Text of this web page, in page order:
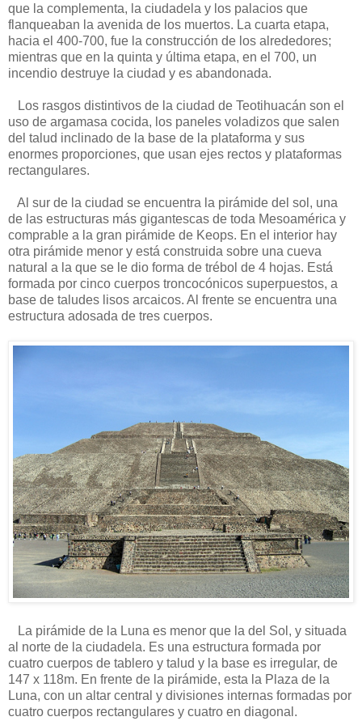
que la complementa, la ciudadela y los palacios que
flanqueaban la avenida de los muertos. La cuarta etapa,
hacia el 400-700, fue la construcción de los alrededores;
mientras que en la quinta y última etapa, en el 700, un
incendio destruye la ciudad y es abandonada.
Los rasgos distintivos de la ciudad de Teotihuacán son el
uso de argamasa cocida, los paneles voladizos que salen
del talud inclinado de la base de la plataforma y sus
enormes proporciones, que usan ejes rectos y plataformas
rectangulares.
Al sur de la ciudad se encuentra la pirámide del sol, una
de las estructuras más gigantescas de toda Mesoamérica y
comprable a la gran pirámide de Keops. En el interior hay
otra pirámide menor y está construida sobre una cueva
natural a la que se le dio forma de trébol de 4 hojas. Está
formada por cinco cuerpos troncocónicos superpuestos, a
base de taludes lisos arcaicos. Al frente se encuentra una
estructura adosada de tres cuerpos.
La pirámide de la Luna es menor que la del Sol, y situada
al norte de la ciudadela. Es una estructura formada por
cuatro cuerpos de tablero y talud y la base es irregular, de
147 x 118m. En frente de la pirámide, esta la Plaza de la
Luna, con un altar central y divisiones internas formadas por
cuatro cuerpos rectangulares y cuatro en diagonal.